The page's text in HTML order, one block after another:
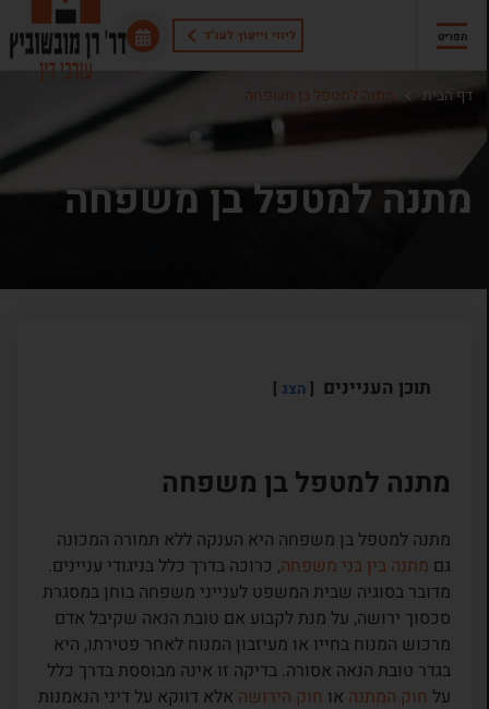
ליווי וייעוץ לעו"ד תפריט
דף הבית מתנה למטפל בן משפחה
מתנה למטפל בן משפחה
תוכן העניינים הצג
מתנה למטפל בן משפחה
מתנה למטפל בן משפחה היא הענקה ללא תמורה המכונה
גם מתנה בין בני משפחה, כרוכה בדרך כלל בניגודי עניינים.
מדובר בסוגיה שבית המשפט לענייני משפחה בוחן במסגרת
סכסוך ירושה, על מנת לקבוע אם טובת הנאה שקיבל אדם
מרכוש המנוח בחייו או מעיזבון המנוח לאחר פטירתו, היא
בגדר טובת הנאה אסורה. בדיקה זו אינה מבוססת בדרך כלל
על חוק המתנהאו חוק הירושהאלא דווקא על דיני הנאמנות